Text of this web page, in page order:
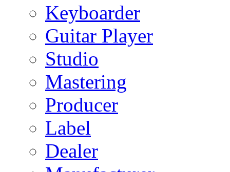
Keyboarder
Guitar Player
Studio
Mastering
Producer
Label
Dealer